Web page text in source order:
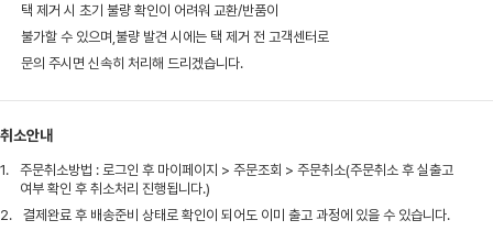
택 제거 시 초기 불량 확인이 어려워 교환/반품이
불가할 수 있으며,불량 발견 시에는 택 제거 전 고객센터로
문의 주시면 신속히 처리해 드리겠습니다.
취소안내
1.
주문취소방법 : 로그인 후 마이페이지 > 주문조회 > 주문취소(주문취소 후 실출고
여부 확인 후 취소처리 진행됩니다.)
2.
결제완료 후 배송준비 상태로 확인이 되어도 이미 출고 과정에 있을 수 있습니다.